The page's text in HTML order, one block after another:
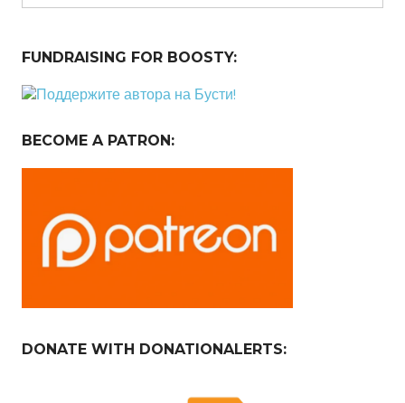
FUNDRAISING FOR BOOSTY:
BECOME A PATRON:
DONATE WITH DONATIONALERTS: